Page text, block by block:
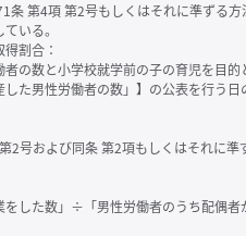
条 第4項 第2号もしくはそれに準ずる
いる。
割合：
者の数と小学校就学前の子の育児を目
た男性労働者の数」】の公表を行う
2号および同条 第2項もしくはそれに
をした数」÷「男性労働者のうち配偶